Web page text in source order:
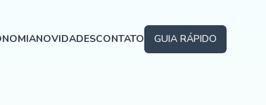
NOVIDADESCONTATO GUIA RÁPIDO